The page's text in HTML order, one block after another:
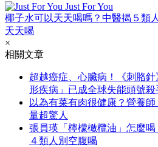
Just For You
椰子水可以天天喝嗎？中醫揭５類
天天喝
×
相關文章
超越癌症、心臟病！《刺胳
形疾病」已成全球失能頭號殺
以為有菜有肉很健康？營養
量超驚人
張員瑛「檸檬橄欖油」怎麼
４類人別空腹喝